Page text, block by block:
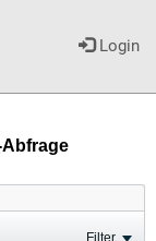
Login
Filter